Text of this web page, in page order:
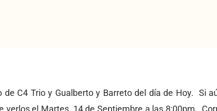
C4 Trio y Gualberto y Barreto del día de Hoy. Si
verlos el Martes, 14 de Septiembre a las 8:00pm.